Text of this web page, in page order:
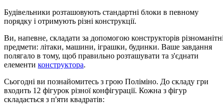
Будівельники розташовують стандартні блоки в певному
порядку і отримують різні конструкції.
Ви, напевне, складати за допомогою конструкторів
предмети: літаки, машини, іграшки, будинки. Ваше завдання
полягало в тому, щоб правильно розташувати та з'єднати
елементи конструктора.
Сьогодні ви познайомитесь з грою Поліміно. До складу гри
входить 12 фігурок різної конфігурації. Кожна з фігур
складається з п'яти квадратів: